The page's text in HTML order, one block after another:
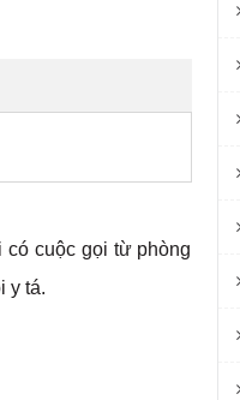
cuộc gọi từ phòng
y tá.